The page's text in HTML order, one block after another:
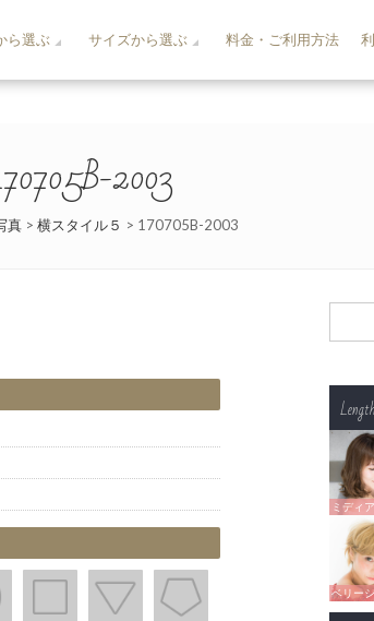
ら選ぶ サイズから選ぶ 料金・ご利用方法
2003
真> 横スタイル５ > 170705B-2003
ミディ
ベリー